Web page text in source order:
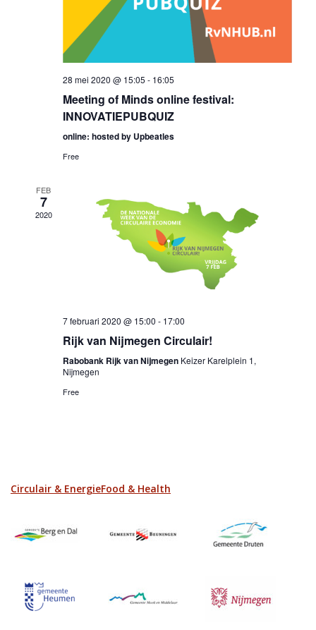
28 mei 2020 @ 15:05 - 16:05
Meeting of Minds online festival:
INNOVATIEPUBQUIZ
online: hosted by Upbeatles
Free
FEB
7
2020
7 februari 2020 @ 15:00 - 17:00
Rijk van Nijmegen Circulair!
Rabobank Rijk van Nijmegen Keizer Karelplein 1,
Nijmegen
Free
Circulair & EnergieFood & Health